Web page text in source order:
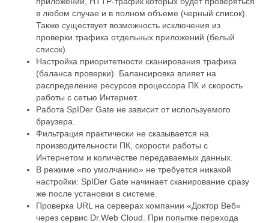
в любом случае и в полном объеме (черный список).
Также существует возможность исключения из
проверки трафика отдельных приложений (белый
список).
Настройка приоритетности сканирования трафика
(баланса проверки). Балансировка влияет на
распределение ресурсов процессора ПК и скорость
работы с сетью Интернет.
Работа SpIDer Gate не зависит от используемого
браузера.
Фильтрация практически не сказывается на
производительности ПК, скорости работы с
Интернетом и количестве передаваемых данных.
В режиме «по умолчанию» не требуется никакой
настройки: SpIDer Gate начинает сканирование сразу
же после установки в системе.
Проверка URL на серверах компании «Доктор Веб»
через сервис Dr.Web Cloud. При попытке перехода